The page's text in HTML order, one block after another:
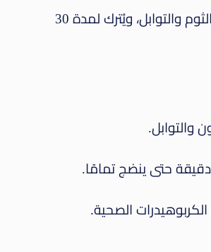
في وعاء، يُخلط الدجاج مع زيت الزيتون، عصير الليمون، والثوم والتوابل، ويُترك لمدة 30
والتوابل.
الصحية.